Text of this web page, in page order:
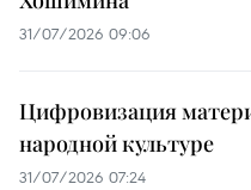
31/07/2026 09:06
Цифровизация
народной культуре
31/07/2026 07:24